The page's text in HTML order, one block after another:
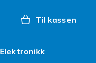
Til kassen
Elektronikk